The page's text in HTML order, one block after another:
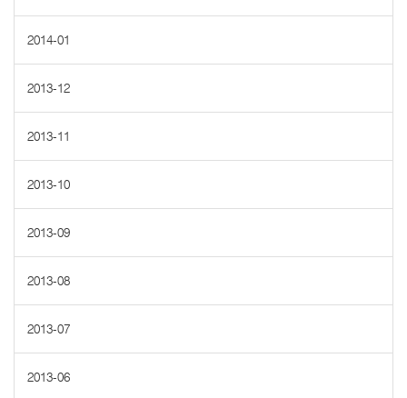
2014-01
2013-12
2013-11
2013-10
2013-09
2013-08
2013-07
2013-06